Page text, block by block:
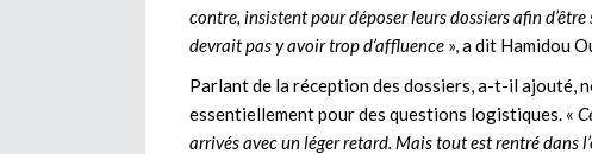
contre, insistent pour déposer leurs dossiers afin
devrait pas y avoir trop d’affluence », a dit Hamidou
Parlant de la réception des dossiers, a-t-il ajouté,
essentiellement pour des questions logistiques. «
arrivés avec un léger retard. Mais tout est rentré dans